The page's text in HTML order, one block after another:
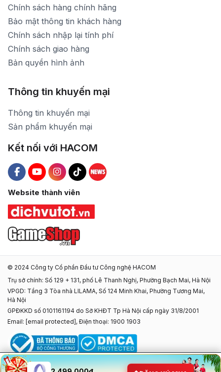
Chính sách hàng chính hãng
Bảo mật thông tin khách hàng
Chính sách nhập lại tính phí
Chính sách giao hàng
Bản quyền hình ảnh
Thông tin khuyến mại
Thông tin khuyến mại
Sản phẩm khuyến mại
Kết nối với HACOM
Hacom Facebook
Hacom YouTube
Hacom Instagram
Hacom TikTok
Website thành viên
© 2024 Công ty Cổ phần Đầu tư Công nghệ HACOM
Trụ sở chính: Số 129 + 131, phố Lê Thanh Nghị, Phường Bạch Mai, Hà Nội
VPGD: Tầng 3 Tòa nhà LILAMA, Số 124 Minh Khai, Phường Tương Mai,
Hà Nội
GPĐKKD số 0101161194 do Sở KHĐT Tp Hà Nội cấp ngày 31/8/2001
Email: [email protected] , Điện thoại: 1900 1903